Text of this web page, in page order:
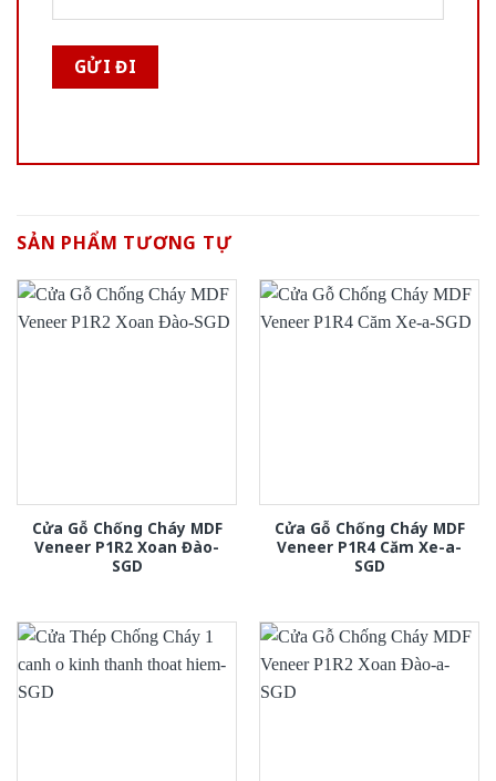
SẢN PHẨM TƯƠNG TỰ
Cửa Gỗ Chống Cháy MDF
Veneer P1R2 Xoan Đào-
SGD
Cửa Gỗ Chống Cháy MDF
Veneer P1R4 Căm Xe-a-
SGD